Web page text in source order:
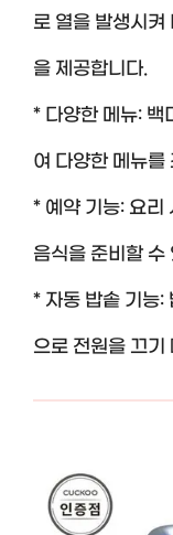
로 열을 발생시켜
을 제공합니다.
* 다양한 메뉴: 백
여 다양한 메뉴를
* 예약 기능: 요리
음식을 준비할 수
* 자동 밥솥 기능:
으로 전원을 끄기